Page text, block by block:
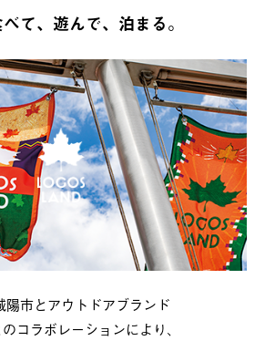
て、遊んで、泊まる。
陽市とアウトドアブランド
コラボレーションにより、